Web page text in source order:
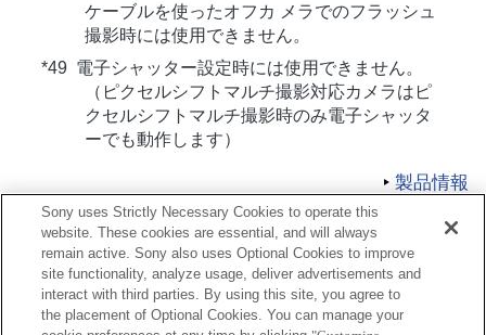
ケーブルを使ったオフカ メラでのフラッシュ
撮影時には使用できません。
*49 電子シャッター設定時には使用できません。
（ピクセルシフトマルチ撮影対応カメラはピ
クセルシフトマルチ撮影時のみ電子シャッタ
ーでも動作します）
製品情報
プレスリリース
Sony uses Strictly Necessary Cookies to operate this
website. These cookies are essential, and will always
remain active. Sony also uses Optional Cookies to improve
site functionality, analyze usage, deliver advertisements and
interact with third parties. By using this site, you agree to
the placement of Optional Cookies. You can manage your